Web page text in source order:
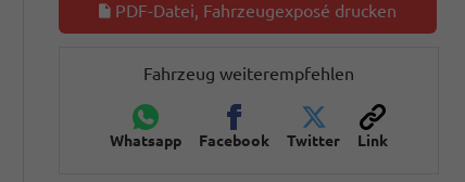
PDF-Datei, Fahrzeugexposé drucken
Fahrzeug weiterempfehlen
Whatsapp Facebook Twitter Link